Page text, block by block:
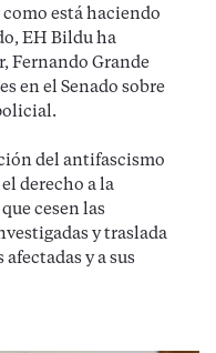
está haciendo
EH Bildu ha
Fernando Grande
en el Senado sobre
del antifascismo
derecho a la
cesen las
y traslada
y a sus